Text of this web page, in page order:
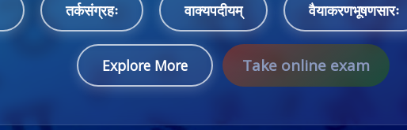
तर्कसंग्रहः वाक्यपदीयम् वैयाकरणभूषणसारः
Explore More Take online exam